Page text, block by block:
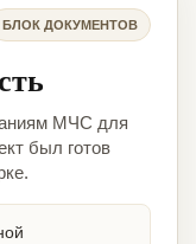
БЛОК ДОКУМЕНТОВ
МЧС для
был готов